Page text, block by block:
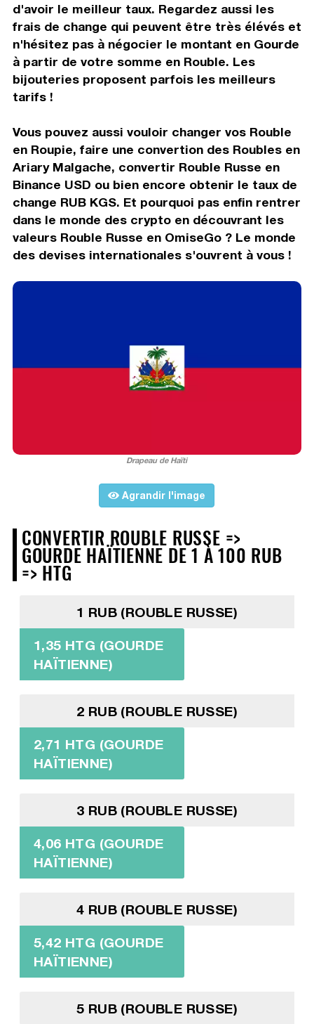
d'avoir le meilleur taux. Regardez aussi les
frais de change qui peuvent être très élévés et
n'hésitez pas à négocier le montant en Gourde
à partir de votre somme en Rouble. Les
bijouteries proposent parfois les meilleurs
tarifs !
Vous pouvez aussi vouloir changer vos Rouble
en Roupie, faire une convertion des Roubles en
Ariary Malgache, convertir Rouble Russe en
Binance USD ou bien encore obtenir le taux de
change RUB KGS. Et pourquoi pas enfin rentrer
dans le monde des crypto en découvrant les
valeurs Rouble Russe en OmiseGo ? Le monde
des devises internationales s'ouvrent à vous !
Drapeau de Haïti
Agrandir l'image
CONVERTIR ROUBLE RUSSE =>
GOURDE HAÏTIENNE DE 1 À 100 RUB
=> HTG
1 RUB (ROUBLE RUSSE)
1,35 HTG (GOURDE
HAÏTIENNE)
2 RUB (ROUBLE RUSSE)
2,71 HTG (GOURDE
HAÏTIENNE)
3 RUB (ROUBLE RUSSE)
4,06 HTG (GOURDE
HAÏTIENNE)
4 RUB (ROUBLE RUSSE)
5,42 HTG (GOURDE
HAÏTIENNE)
5 RUB (ROUBLE RUSSE)